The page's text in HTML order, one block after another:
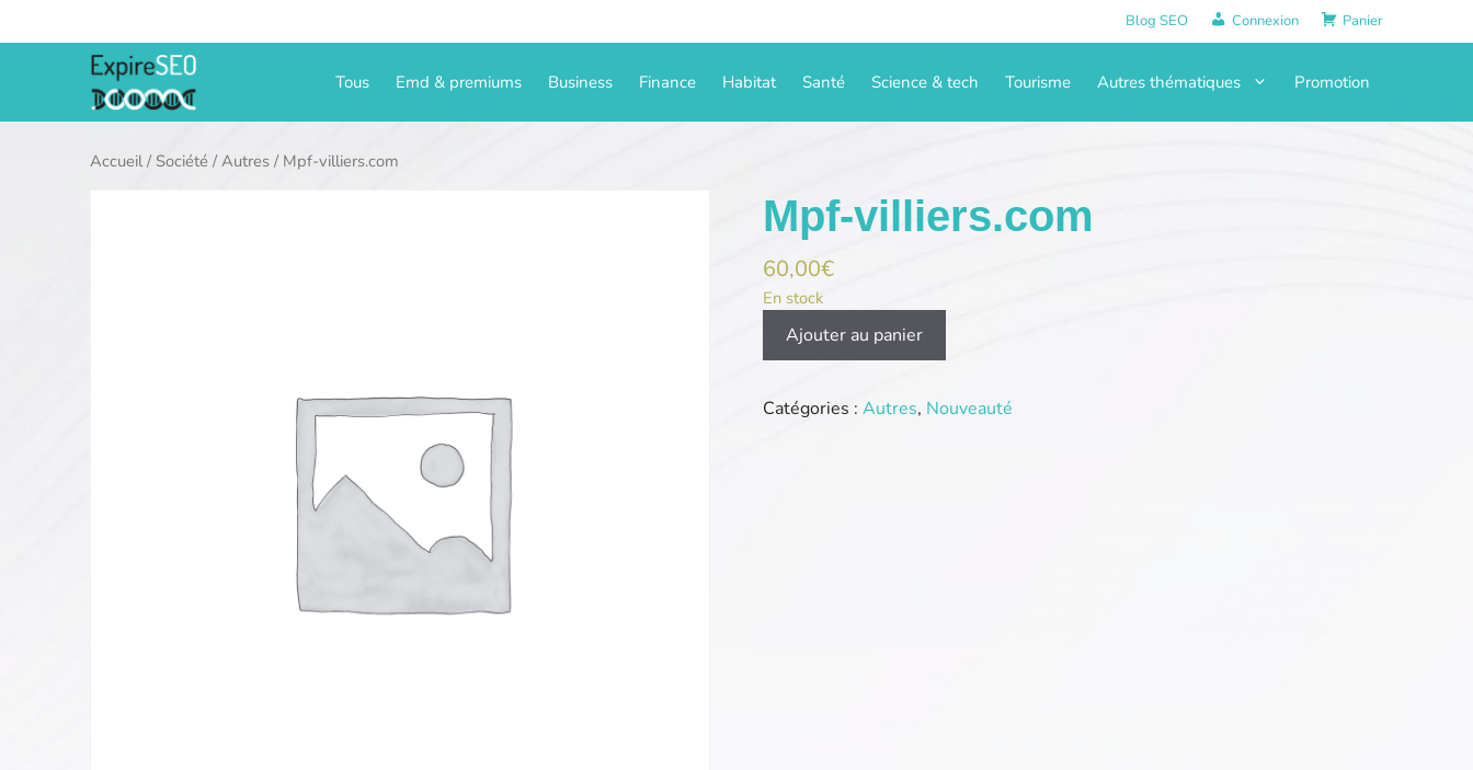
au
Blog SEO Connexion Panier
Tous Emd & premiums Business Finance Habitat Santé Science & tech Tourisme Autres thématiques Promotion
Accueil/ Société /Autres / Mpf-villiers.com
Mpf-villiers.com
60,00€
En stock
quantité
villiers.com
Ajouter au panier
Catégories : Autres, Nouveauté